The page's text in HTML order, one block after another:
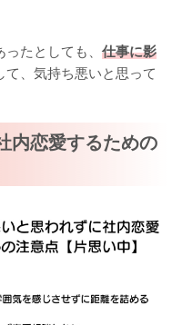
たとしても、 仕事に影
て、気持ち悪いと思って
内恋愛するための